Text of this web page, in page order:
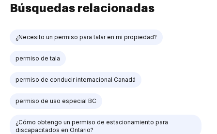
Búsquedas relacionadas
¿Necesito un permiso para talar en mi propiedad?
permiso de tala
permiso de conducir internacional Canadá
permiso de uso especial BC
¿Cómo obtengo un permiso de estacionamiento para
discapacitados en Ontario?